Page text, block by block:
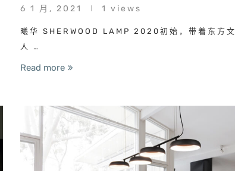
6 1 月, 2021 1 views
曦华 SHERWOOD LAMP 2020初始，带着东方文
人 …
Read more